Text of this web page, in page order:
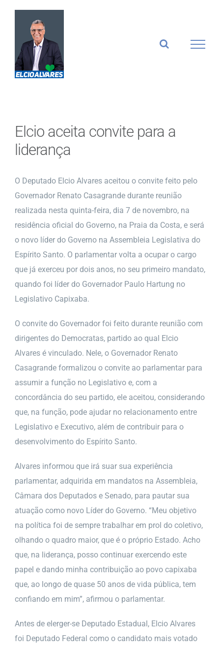
conteúdo
Elcio aceita convite para a
liderança
O Deputado Elcio Alvares aceitou o convite feito pelo
Governador Renato Casagrande durante reunião
realizada nesta quinta-feira, dia 7 de novembro, na
residência oficial do Governo, na Praia da Costa, e será
o novo líder do Governo na Assembleia Legislativa do
Espírito Santo. O parlamentar volta a ocupar o cargo
que já exerceu por dois anos, no seu primeiro mandato,
quando foi líder do Governador Paulo Hartung no
Legislativo Capixaba.
O convite do Governador foi feito durante reunião com
dirigentes do Democratas, partido ao qual Elcio
Alvares é vinculado. Nele, o Governador Renato
Casagrande formalizou o convite ao parlamentar para
assumir a função no Legislativo e, com a
concordância do seu partido, ele aceitou, considerando
que, na função, pode ajudar no relacionamento entre
Legislativo e Executivo, além de contribuir para o
desenvolvimento do Espírito Santo.
Alvares informou que irá suar sua experiência
parlamentar, adquirida em mandatos na Assembleia,
Câmara dos Deputados e Senado, para pautar sua
atuação como novo Líder do Governo. “Meu objetivo
na política foi de sempre trabalhar em prol do coletivo,
olhando o quadro maior, que é o próprio Estado. Acho
que, na liderança, posso continuar exercendo este
papel e dando minha contribuição ao povo capixaba
que, ao longo de quase 50 anos de vida pública, tem
confiando em mim”, afirmou o parlamentar.
Antes de elerger-se Deputado Estadual, Elcio Alvares
foi Deputado Federal como o candidato mais votado